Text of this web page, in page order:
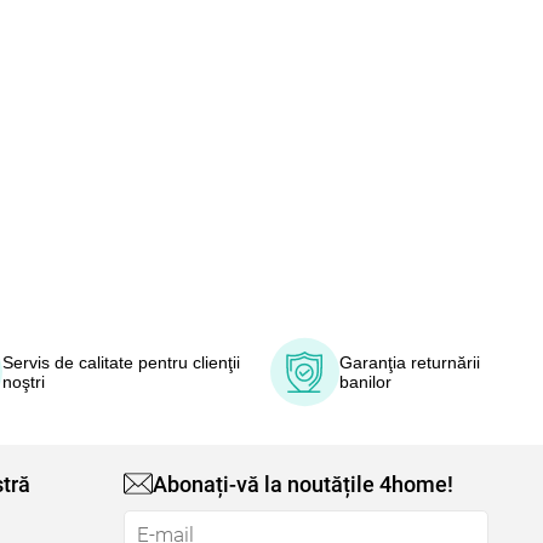
Servis de calitate pentru clienţii
noştri
Garanţia returnării
banilor
Abonați-vă la noutățile 4home!